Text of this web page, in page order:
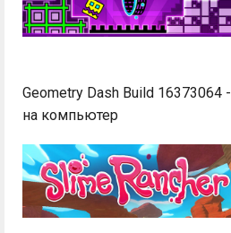
Geometry Dash Build 16373064 -
на компьютер